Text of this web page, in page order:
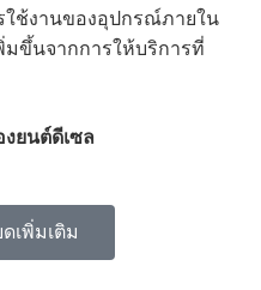
ใช้งานของอุปกรณ์ภายใน
มขึ้นจากการให้บริการที่
งยนต์ดีเซล
เพิ่มเติม